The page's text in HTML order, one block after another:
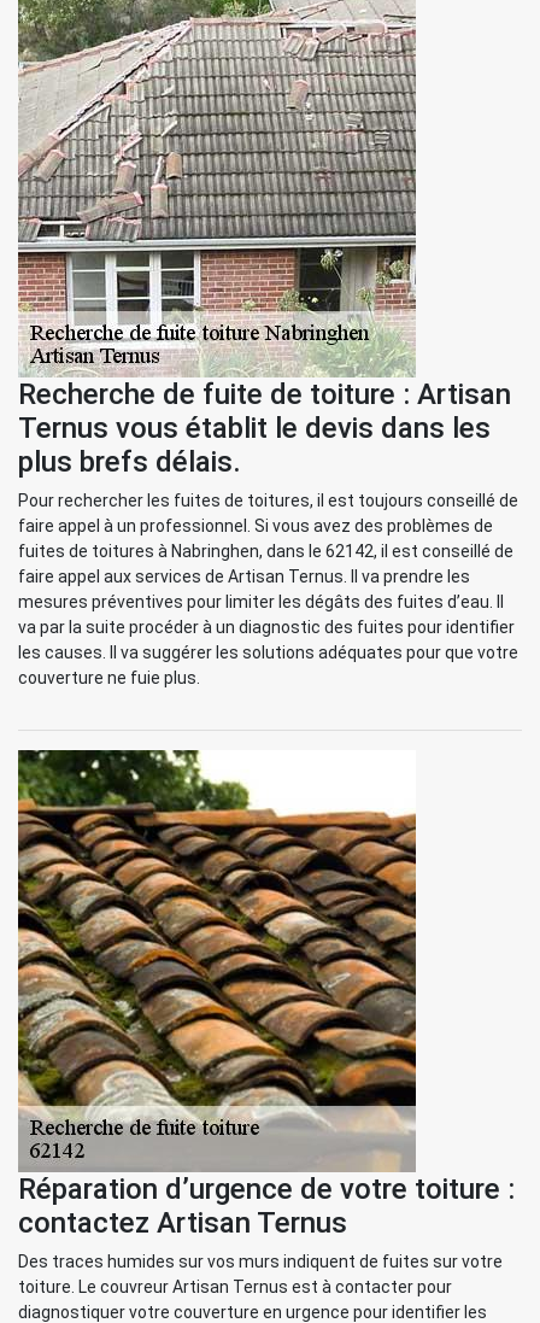
Recherche de fuite de toiture : Artisan
Ternus vous établit le devis dans les
plus brefs délais.
Pour rechercher les fuites de toitures, il est toujours conseillé de
faire appel à un professionnel. Si vous avez des problèmes de
fuites de toitures à Nabringhen, dans le 62142, il est conseillé de
faire appel aux services de Artisan Ternus. Il va prendre les
mesures préventives pour limiter les dégâts des fuites d’eau. Il
va par la suite procéder à un diagnostic des fuites pour identifier
les causes. Il va suggérer les solutions adéquates pour que votre
couverture ne fuie plus.
Réparation d’urgence de votre toiture :
contactez Artisan Ternus
Des traces humides sur vos murs indiquent de fuites sur votre
toiture. Le couvreur Artisan Ternus est à contacter pour
diagnostiquer votre couverture en urgence pour identifier les